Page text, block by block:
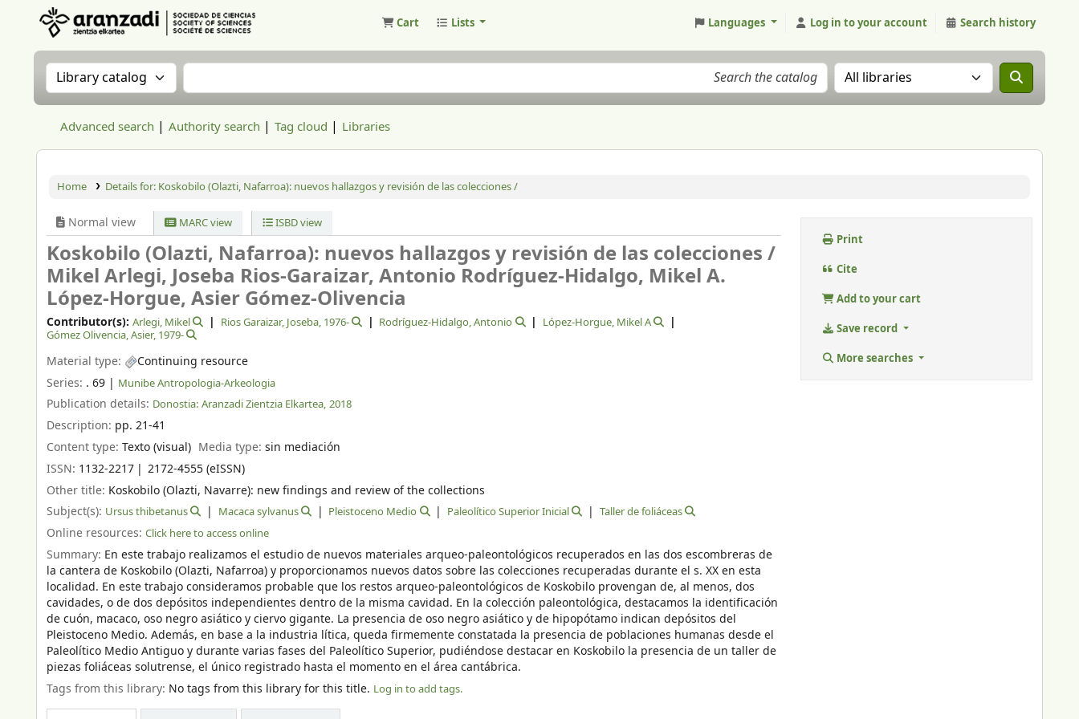
Cart Lists Languages Log in to your account Search history
Search the catalog by:Search the catalog Search the catalog in:
Advanced search Authority search Tag cloud Libraries
Home Details for: Koskobilo (Olazti, Nafarroa): nuevos hallazgos y revisión de las colecciones /
Normal view MARC view ISBD view
Koskobilo (Olazti, Nafarroa): nuevos hallazgos y revisión de las colecciones /
Mikel Arlegi, Joseba Rios-Garaizar, Antonio Rodríguez-Hidalgo, Mikel A.
López-Horgue, Asier Gómez-Olivencia
Contributor(s): Arlegi, Mikel Rios Garaizar, Joseba, 1976- Rodríguez-Hidalgo, Antonio
López-Horgue, Mikel A
Gómez Olivencia, Asier, 1979-
Material type:
Continuing resource
Series: . 69 | Munibe Antropologia-Arkeologia
Publication details: Donostia: Aranzadi Zientzia Elkartea, 2018
Description: pp. 21-41
Content type: Texto (visual) Media type:sin mediación
ISSN: 1132-2217
2172-4555 (eISSN)
Other title: Koskobilo (Olazti, Navarre): new findings and review of the collections
Subject(s): Ursus thibetanus Macaca sylvanus Pleistoceno Medio Paleolítico Superior Inicial Taller de foliáceas
Online resources: Click here to access online
Summary: En este trabajo realizamos el estudio de nuevos materiales arqueo-paleontológicos recuperados en las dos escombreras de
la cantera de Koskobilo (Olazti, Nafarroa) y proporcionamos nuevos datos sobre las colecciones recuperadas durante el s. XX en esta
localidad. En este trabajo consideramos probable que los restos arqueo-paleontológicos de Koskobilo provengan de, al menos, dos
cavidades, o de dos depósitos independientes dentro de la misma cavidad. En la colección paleontológica, destacamos la identificación
de cuón, macaco, oso negro asiático y ciervo gigante. La presencia de oso negro asiático y de hipopótamo indican depósitos del
Pleistoceno Medio. Además, en base a la industria lítica, queda firmemente constatada la presencia de poblaciones humanas desde el
Paleolítico Medio Antiguo y durante varias fases del Paleolítico Superior, pudiéndose destacar en Koskobilo la presencia de un taller de
piezas foliáceas solutrense, el único registrado hasta el momento en el área cantábrica.
Tags from this library: No tags from this library for this title. Log in to add tags.
Print
Cite
Add to your cart
Save record
More searches